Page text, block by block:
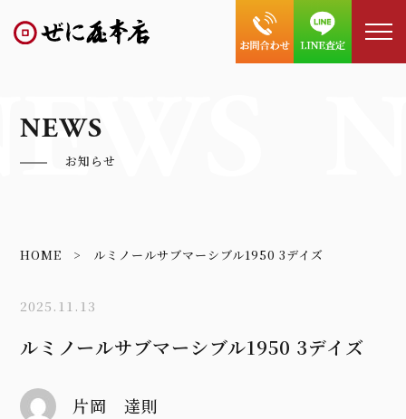
NEWS
お知らせ
HOME ルミノールサブマーシブル1950 3デイズ
2025.11.13
ルミノールサブマーシブル1950 3デイズ
片岡 達則